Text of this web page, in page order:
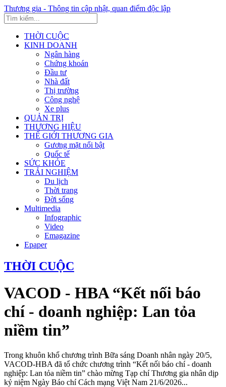
Thương gia - Thông tin cập nhật, quan điểm độc lập
THỜI CUỘC
KINH DOANH
Ngân hàng
Chứng khoán
Đầu tư
Nhà đất
Thị trường
Công nghệ
Xe plus
QUẢN TRỊ
THƯƠNG HIỆU
THẾ GIỚI THƯƠNG GIA
Gương mặt nổi bật
Quốc tế
SỨC KHỎE
TRẢI NGHIỆM
Du lịch
Thời trang
Đời sống
Multimedia
Infographic
Video
Emagazine
Epaper
THỜI CUỘC
VACOD - HBA “Kết nối báo
chí - doanh nghiệp: Lan tỏa
niềm tin”
Trong khuôn khổ chương trình Bữa sáng Doanh nhân ngày 20/5,
VACOD-HBA đã tổ chức chương trình “Kết nối báo chí - doanh
nghiệp: Lan tỏa niềm tin” chào mừng Tạp chí Thương gia nhân dịp
kỷ niệm Ngày Báo chí Cách mạng Việt Nam 21/6/2026...